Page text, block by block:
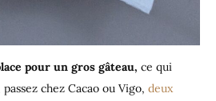
pour un gros gâteau, ce qui
chez Cacao ou Vigo, deux